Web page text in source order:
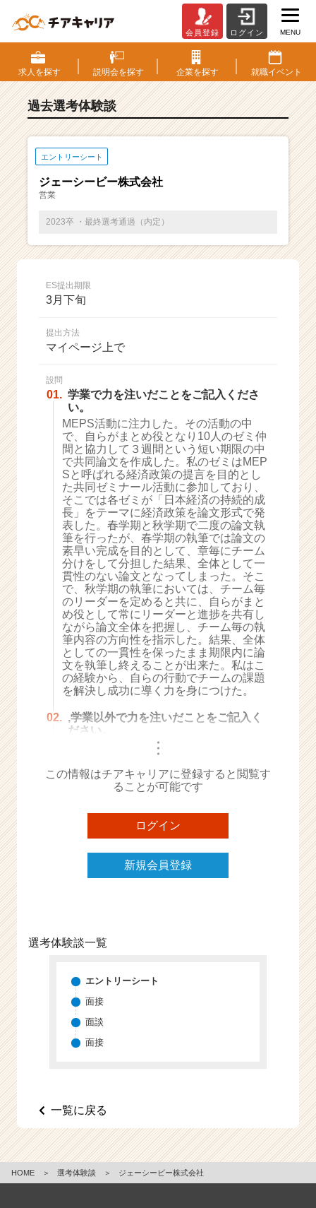
S・
選
考
験
ベ
チ
ー・
成
ス
ト
届
く
就
活
サ
イ
ト
チ
ア
キ
ャ
リ
ア
（C
h
e
e
r
C
r
会員登録 ログイン MENU
求人を探す 説明会を探す 企業を探す 就職イベント
過去選考体験談
エントリーシート
ジェーシービー株式会社
営業
2023卒 ・最終選考通過（内定）
ES提出期限
3月下旬
提出方法
マイページ上で
設問
01. 学業で力を注いだことをご記入くださ
い。
MEPS活動に注力した。その活動の中
で、自らがまとめ役となり10人のゼミ仲
間と協力して３週間という短い期限の中
で共同論文を作成した。私のゼミはMEP
Sと呼ばれる経済政策の提言を目的とし
た共同ゼミナール活動に参加しており、
そこでは各ゼミが「日本経済の持続的成
長」をテーマに経済政策を論文形式で発
表した。春学期と秋学期で二度の論文執
筆を行ったが、春学期の執筆では論文の
素早い完成を目的として、章毎にチーム
分けをして分担した結果、全体として一
貫性のない論文となってしまった。そこ
で、秋学期の執筆においては、チーム毎
のリーダーを定めると共に、自らがまと
め役として常にリーダーと進捗を共有し
ながら論文全体を把握し、チーム毎の執
筆内容の方向性を指示した。結果、全体
としての一貫性を保ったまま期限内に論
文を執筆し終えることが出来た。私はこ
の経験から、自らの行動でチームの課題
を解決し成功に導く力を身につけた。
02. ,学業以外で力を注いだことをご記入く
ださい。
・・・
この情報はチアキャリアに登録すると閲覧す
ることが可能です
ログイン
新規会員登録
選考体験談一覧
エントリーシート
面接
面談
面接
一覧に戻る
HOME ＞ 選考体験談 ＞ ジェーシービー株式会社